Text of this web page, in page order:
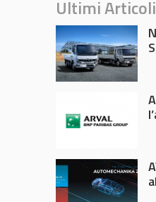
Ultimi Articoli